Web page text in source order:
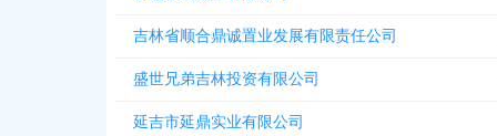
吉林省顺合鼎诚置业发展有限责任公司
盛世兄弟吉林投资有限公司
延吉市延鼎实业有限公司